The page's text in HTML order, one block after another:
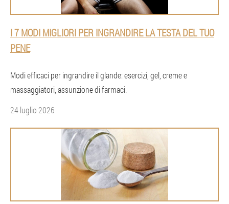
I 7 MODI MIGLIORI PER INGRANDIRE LA TESTA DEL TUO
PENE
Modi efficaci per ingrandire il glande: esercizi, gel, creme e
massaggiatori, assunzione di farmaci.
24 luglio 2026